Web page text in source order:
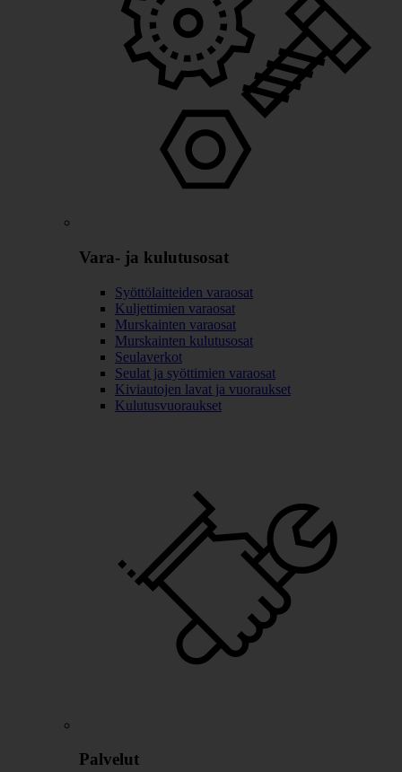
Vara- ja kulutusosat
Syöttölaitteiden varaosat
Kuljettimien varaosat
Murskainten varaosat
Murskainten kulutusosat
Seulaverkot
Seulat ja syöttimien varaosat
Kiviautojen lavat ja vuoraukset
Kulutusvuoraukset
Palvelut